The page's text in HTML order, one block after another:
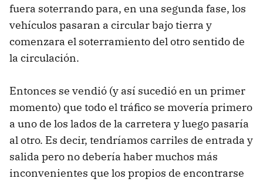
fuera soterrando para, en una segunda fase, los
vehículos pasaran a circular bajo tierra y
comenzara el soterramiento del otro sentido de
la circulación.
Entonces se vendió (y así sucedió en un primer
momento) que todo el tráfico se movería primero
a uno de los lados de la carretera y luego pasaría
al otro. Es decir, tendríamos carriles de entrada y
salida pero no debería haber muchos más
inconvenientes que los propios de encontrarse